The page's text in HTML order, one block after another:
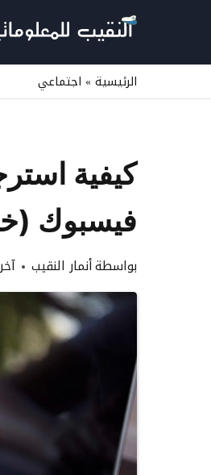
المحتوى
الرئيسية» اجتماعي
كيفية
فيسبوك
بواسطةأنمار النقيب